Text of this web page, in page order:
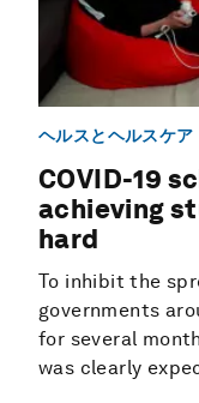
ヘルスとヘルスケア
COVID-19
achieving
hard
To inhibit the
governments
for several
was clearly